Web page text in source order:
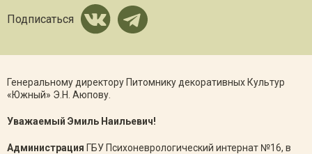
Подписаться
Генеральному директору Питомнику декоративных Культур
«Южный» Э.Н. Аюпову.
Уважаемый Эмиль Наильевич!
Администрация ГБУ Психоневрологический интернат №16, в